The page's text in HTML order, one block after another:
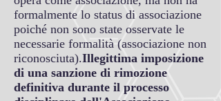
formalmente lo status di associazione
poiché non sono state osservate le
necessarie formalità (associazione non
riconosciuta).Illegittima imposizione
di una sanzione di rimozione
definitiva durante il processo